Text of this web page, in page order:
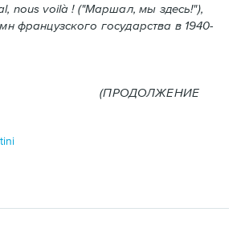
nous voilà ! ("Маршал, мы здесь!"),
французского государства в 1940-